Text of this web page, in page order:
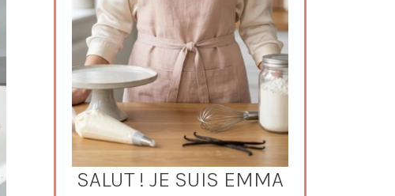
SALUT ! JE SUIS EMMA